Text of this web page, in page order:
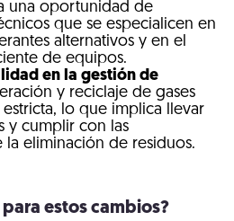
una oportunidad de
que se especialicen en
alternativos y en el
de equipos.
en la gestión de
y reciclaje de gases
estricta, lo que implica llevar
y cumplir con las
la eliminación de residuos.
estos cambios?